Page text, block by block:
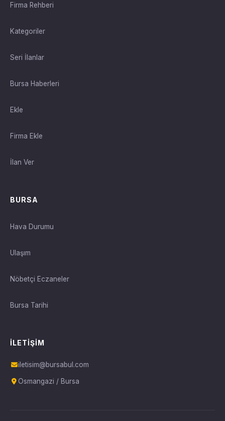
Firma Rehberi
Kategoriler
Seri İlanlar
Bursa Haberleri
Ekle
Firma Ekle
İlan Ver
BURSA
Hava Durumu
Ulaşım
Nöbetçi Eczaneler
Bursa Tarihi
İLETIŞIM
iletisim@bursabul.com
Osmangazi / Bursa